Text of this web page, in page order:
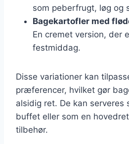
som peberfrugt, løg og
Bagekartofler med
En cremet version, der
festmiddag.
Disse variationer kan
præferencer, hvilket gør
alsidig ret. De kan serveres
buffet eller som en
tilbehør.